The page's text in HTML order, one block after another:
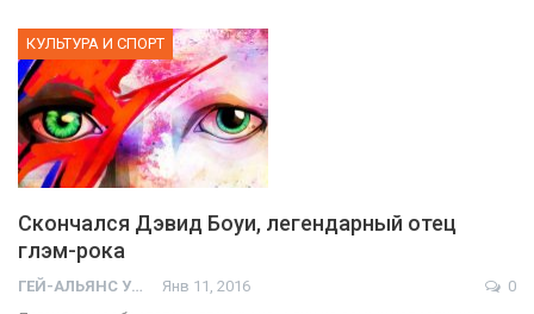
КУЛЬТУРА И СПОРТ
Скончался Дэвид Боуи, легендарный отец
глэм-рока
ГЕЙ-АЛЬЯНС УКРАИНА Янв 11, 2016
0